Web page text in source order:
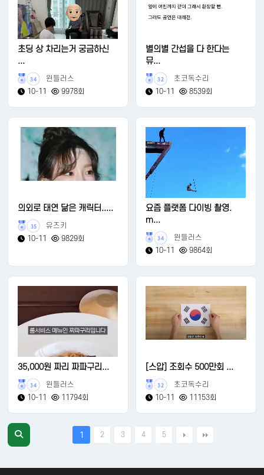
초딩 상 차리는거 궁금하신
...
34
윈들러스
10-11
9978회
별의별 간섭을 다 한다는
뮤...
32
초코독수리
10-11
8539회
의외로 태연 닮은 캐릭터.....
35
유즈키
10-11
9829회
요즘 플랫폼 다이빙 촬영.
m...
34
윈들러스
10-11
9864회
35,000원 짜리 짜파구리...
34
윈들러스
10-11
11794회
[스압] 조회수 500만회 ...
32
초코독수리
10-11
11153회
1 2 3 4 5